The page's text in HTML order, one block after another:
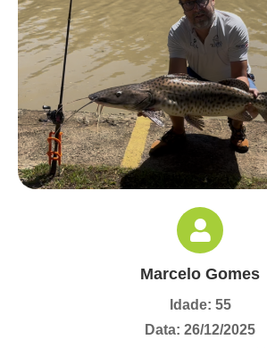
Marcelo Gomes
Idade: 55
Data: 26/12/2025